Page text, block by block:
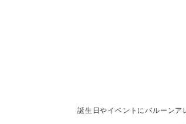
誕生日やイベントにバルーンア